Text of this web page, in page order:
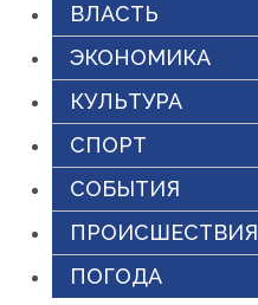
ВЛАСТЬ
ЭКОНОМИКА
КУЛЬТУРА
СПОРТ
СОБЫТИЯ
ПРОИСШЕСТВИЯ
ПОГОДА